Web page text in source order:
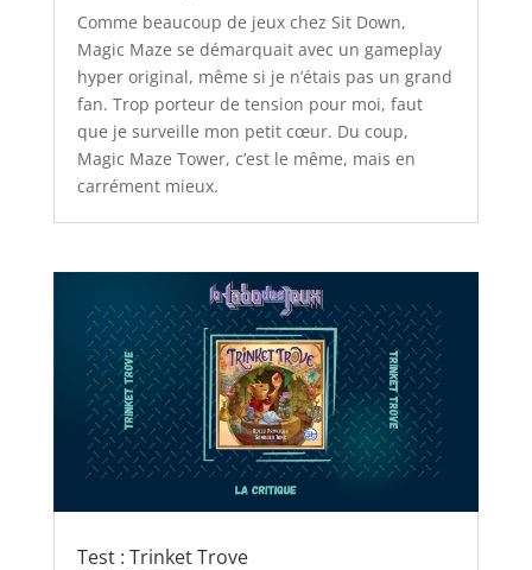
Comme beaucoup de jeux chez Sit Down,
Magic Maze se démarquait avec un gameplay
hyper original, même si je n’étais pas un grand
fan. Trop porteur de tension pour moi, faut
que je surveille mon petit cœur. Du coup,
Magic Maze Tower, c’est le même, mais en
carrément mieux.
Test : Trinket Trove